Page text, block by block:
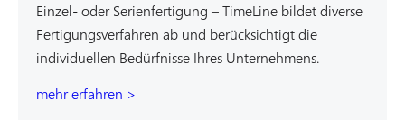
Einzel- oder Serienfertigung – TimeLine bildet diverse
Fertigungsverfahren ab und berücksichtigt die
individuellen Bedürfnisse Ihres Unternehmens.
mehr erfahren >